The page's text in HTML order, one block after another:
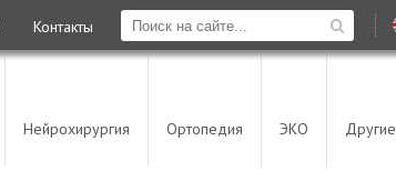
Контакты
Нейрохирургия Ортопедия ЭКО Другие